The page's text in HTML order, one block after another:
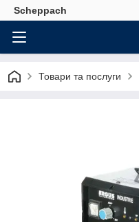
Scheppach
Товари та послуги